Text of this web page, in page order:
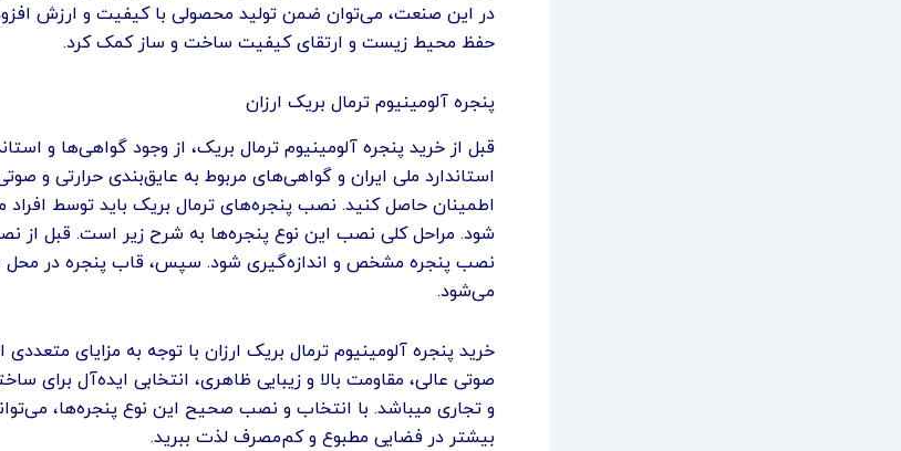
در این صنعت، می‌توان ضمن تولید محصولی با کیفیت و ارزش افزوده
حفظ محیط زیست و ارتقای کیفیت ساخت و ساز کمک کرد.
پنجره آلومینیوم ترمال بریک ارزان
قبل از خرید پنجره آلومینیوم ترمال بریک، از وجود گواهی‌ها و
استاندارد ملی ایران و گواهی‌های مربوط به عایق‌بندی حرارتی و
اطمینان حاصل کنید. نصب پنجره‌های ترمال بریک باید توسط
شود. مراحل کلی نصب این نوع پنجره‌ها به شرح زیر است. قبل از
نصب پنجره مشخص و اندازه‌گیری شود. سپس، قاب پنجره در محل
می‌شود.
خرید پنجره آلومینیوم ترمال بریک ارزان با توجه به مزایای متعددی
صوتی عالی، مقاومت بالا و زیبایی ظاهری، انتخابی ایده‌آل برای
و تجاری میباشد. با انتخاب و نصب صحیح این نوع پنجره‌ها،
بیشتر در فضایی مطبوع و کم‌مصرف لذت ببرید.